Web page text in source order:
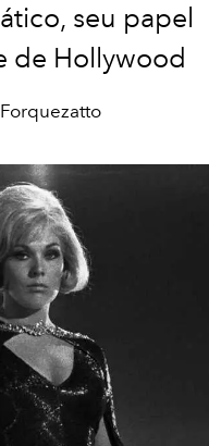
seu papel
de Hollywood